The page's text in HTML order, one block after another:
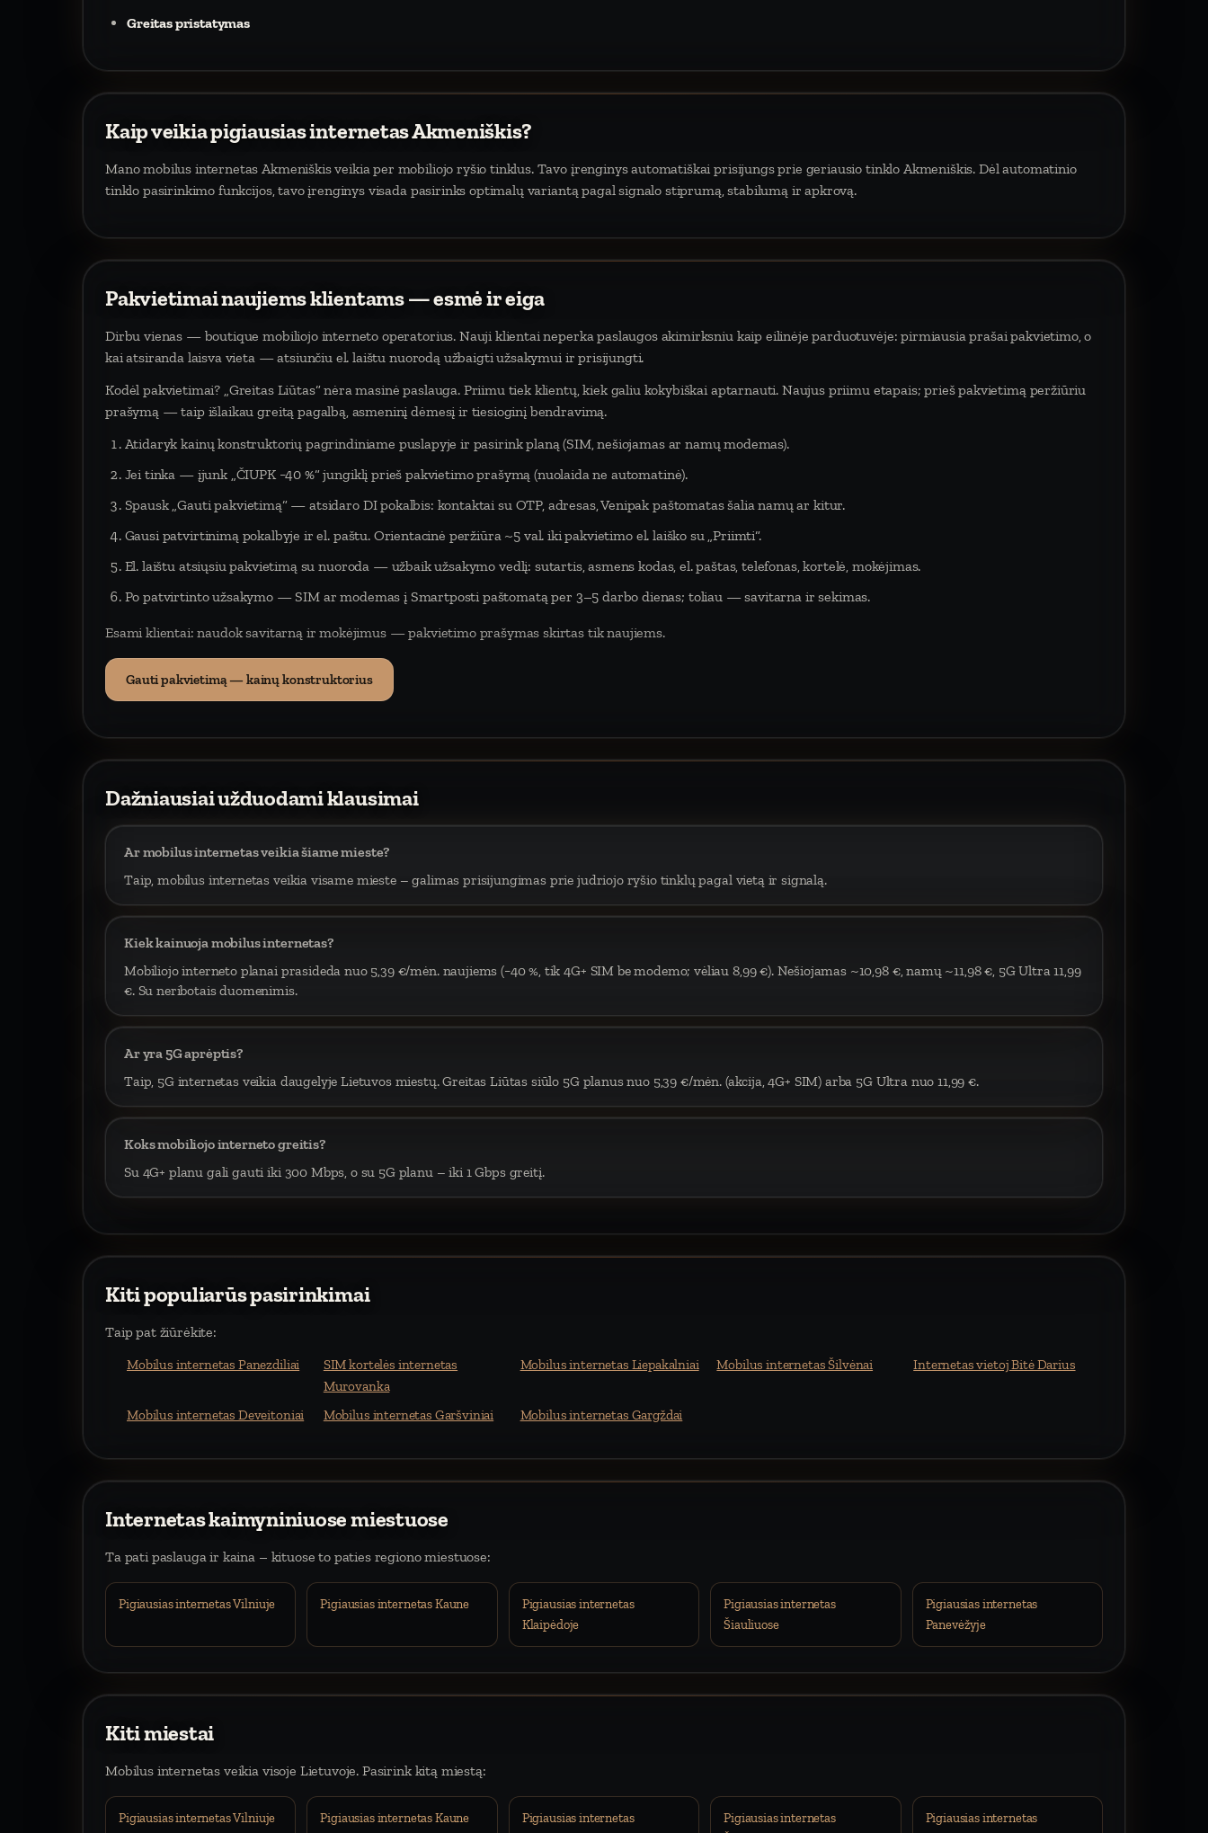
Greitas pristatymas
Kaip veikia pigiausias internetas Akmeniškis?
Mano mobilus internetas Akmeniškis veikia per mobiliojo ryšio tinklus. Tavo įrenginys automatiškai prisijungs prie geriausio tinklo Akmeniškis. Dėl automatinio
tinklo pasirinkimo funkcijos, tavo įrenginys visada pasirinks optimalų variantą pagal signalo stiprumą, stabilumą ir apkrovą.
Pakvietimai naujiems klientams — esmė ir eiga
Dirbu vienas — boutique mobiliojo interneto operatorius. Nauji klientai neperka paslaugos akimirksniu kaip eilinėje parduotuvėje: pirmiausia prašai pakvietimo, o
kai atsiranda laisva vieta — atsiunčiu el. laištu nuorodą užbaigti užsakymui ir prisijungti.
Kodėl pakvietimai? „Greitas Liūtas“ nėra masinė paslauga. Priimu tiek klientų, kiek galiu kokybiškai aptarnauti. Naujus priimu etapais; prieš pakvietimą peržiūriu
prašymą — taip išlaikau greitą pagalbą, asmeninį dėmesį ir tiesioginį bendravimą.
Atidaryk kainų konstruktorių pagrindiniame puslapyje ir pasirink planą (SIM, nešiojamas ar namų modemas).
Jei tinka — įjunk „ČIUPK −40 %“ jungiklį prieš pakvietimo prašymą (nuolaida ne automatinė).
Spausk „Gauti pakvietimą“ — atsidaro DI pokalbis: kontaktai su OTP, adresas, Venipak paštomatas šalia namų ar kitur.
Gausi patvirtinimą pokalbyje ir el. paštu. Orientacinė peržiūra ~5 val. iki pakvietimo el. laiško su „Priimti“.
El. laištu atsiųsiu pakvietimą su nuoroda — užbaik užsakymo vedlį: sutartis, asmens kodas, el. paštas, telefonas, kortelė, mokėjimas.
Po patvirtinto užsakymo — SIM ar modemas į Smartposti paštomatą per 3–5 darbo dienas; toliau — savitarna ir sekimas.
Esami klientai: naudok savitarną ir mokėjimus — pakvietimo prašymas skirtas tik naujiems.
Gauti pakvietimą — kainų konstruktorius
Dažniausiai užduodami klausimai
Ar mobilus internetas veikia šiame mieste?
Taip, mobilus internetas veikia visame mieste – galimas prisijungimas prie judriojo ryšio tinklų pagal vietą ir signalą.
Kiek kainuoja mobilus internetas?
Mobiliojo interneto planai prasideda nuo 5,39 €/mėn. naujiems (−40 %, tik 4G+ SIM be modemo; vėliau 8,99 €). Nešiojamas ~10,98 €, namų ~11,98 €, 5G Ultra 11,99
€. Su neribotais duomenimis.
Ar yra 5G aprėptis?
Taip, 5G internetas veikia daugelyje Lietuvos miestų. Greitas Liūtas siūlo 5G planus nuo 5,39 €/mėn. (akcija, 4G+ SIM) arba 5G Ultra nuo 11,99 €.
Koks mobiliojo interneto greitis?
Su 4G+ planu gali gauti iki 300 Mbps, o su 5G planu – iki 1 Gbps greitį.
Kiti populiarūs pasirinkimai
Taip pat žiūrėkite:
Mobilus internetas Panezdiliai
SIM kortelės internetas
Murovanka
Mobilus internetas Liepakalniai Mobilus internetas Šilvėnai Internetas vietoj Bitė Darius
Mobilus internetas Deveitoniai Mobilus internetas Garšviniai Mobilus internetas Gargždai
Internetas kaimyniniuose miestuose
Ta pati paslauga ir kaina – kituose to paties regiono miestuose:
Pigiausias internetas Vilniuje Pigiausias internetas Kaune
Pigiausias internetas
Klaipėdoje
Pigiausias internetas
Šiauliuose
Pigiausias internetas
Panevėžyje
Kiti miestai
Mobilus internetas veikia visoje Lietuvoje. Pasirink kitą miestą:
Pigiausias internetas Vilniuje Pigiausias internetas Kaune
Pigiausias internetas
Pigiausias internetas
Pigiausias internetas